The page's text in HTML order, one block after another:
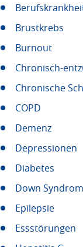
Brustkrebs
Burnout
Chronisch-
Chronische
COPD
Demenz
Depressionen
Diabetes
Down
Epilepsie
Essstörungen